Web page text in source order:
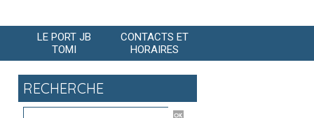
LE PORT JB
TOMI
CONTACTS ET
HORAIRES
RECHERCHE